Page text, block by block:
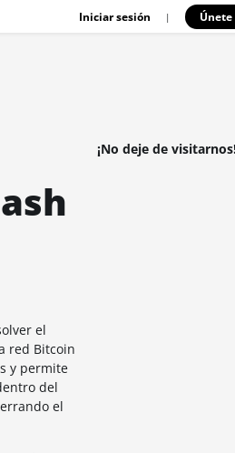
Iniciar sesión | Únete
el
red Bitcoin
y permite
del
el
¡No deje de